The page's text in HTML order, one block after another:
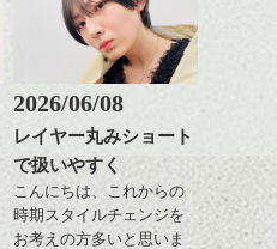
耳だしするとメリハリが
ついて良い感じです。
スタイリングはとても簡
単でワックスやセラムを
全体に手ぐししながら広
げるだけ、
軽めの前髪で透け感を演
出できるので、
この時期とてもおすすめ
ですよ。
2026/06/08
レイヤー丸みショート
で扱いやすく
こんにちは、これからの
時期スタイルチェンジを
お考えの方多いと思いま